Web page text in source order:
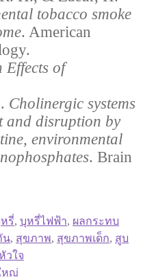
tobacco smoke
. American
Effects of
Cholinergic systems
and disruption by
environmental
. Brain
รี่, บุหรี่ไฟฟ้า, ผลกระทบ
น, สุขภาพ, สุขภาพเด็ก, สูบ
วใจ
หญ่